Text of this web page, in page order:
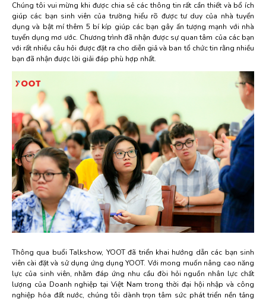
Chúng tôi vui mừng khi được chia sẻ các thông tin rất cần thiết và bổ ích
giúp các bạn sinh viên của trường hiểu rõ được tư duy của nhà tuyển
dụng và bật mí thêm 5 bí kíp giúp các bạn gây ấn tượng mạnh với nhà
tuyển dụng mơ ước. Chương trình đã nhận được sự quan tâm của các bạn
với rất nhiều câu hỏi được đặt ra cho diễn giả và ban tổ chức tin rằng nhiều
bạn đã nhận được lời giải đáp phù hợp nhất.
Thông qua buổi Talkshow, YOOT đã triển khai hướng dẫn các bạn sinh
viên cài đặt và sử dụng ứng dụng YOOT. Với mong muốn nâng cao năng
lực của sinh viên, nhằm đáp ứng nhu cầu đòi hỏi nguồn nhân lực chất
lượng của Doanh nghiệp tại Việt Nam trong thời đại hội nhập và công
nghiệp hóa đất nước, chúng tôi dành trọn tâm sức phát triển nền tảng